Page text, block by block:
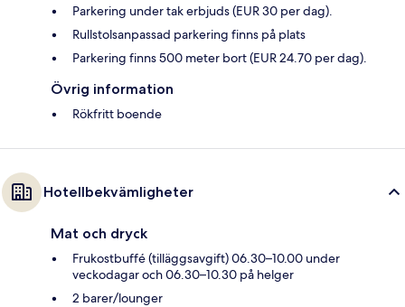
Parkering under tak erbjuds (EUR 30 per dag).
Rullstolsanpassad parkering finns på plats
Parkering finns 500 meter bort (EUR 24.70 per dag).
Övrig information
Rökfritt boende
Hotellbekvämligheter
Mat och dryck
Frukostbuffé (tilläggsavgift) 06.30–10.00 under
veckodagar och 06.30–10.30 på helger
2 barer/lounger